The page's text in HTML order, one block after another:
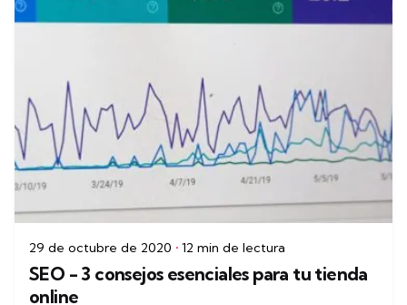
29 de octubre de 2020 12 min de lectura
SEO - 3 consejos esenciales para tu tienda
online